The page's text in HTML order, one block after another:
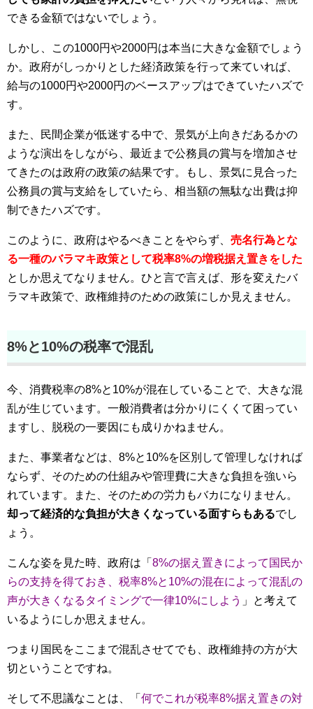
できる金額ではないでしょう。
しかし、この1000円や2000円は本当に大きな金額でしょう
か。政府がしっかりとした経済政策を行って来ていれば、
給与の1000円や2000円のベースアップはできていたハズで
す。
また、民間企業が低迷する中で、景気が上向きだあるかの
ような演出をしながら、最近まで公務員の賞与を増加させ
てきたのは政府の政策の結果です。もし、景気に見合った
公務員の賞与支給をしていたら、相当額の無駄な出費は抑
制できたハズです。
このように、政府はやるべきことをやらず、 売名行為とな
る一種のバラマキ政策として税率8%の増税据え置きをした
としか思えてなりません。ひと言で言えば、形を変えたバ
ラマキ政策で、政権維持のための政策にしか見えません。
8%と10%の税率で混乱
今、消費税率の8%と10%が混在していることで、大きな混
乱が生じています。一般消費者は分かりにくくて困ってい
ますし、脱税の一要因にも成りかねません。
また、事業者などは、8%と10%を区別して管理しなければ
ならず、そのための仕組みや管理費に大きな負担を強いら
れています。また、そのための労力もバカになりません。
却って経済的な負担が大きくなっている面すらもあるでし
ょう。
こんな姿を見た時、政府は「 8%の据え置きによって国民か
らの支持を得ておき、税率8%と10%の混在によって混乱の
声が大きくなるタイミングで一律10%にしよう 」と考えて
いるようにしか思えません。
つまり国民をここまで混乱させてでも、政権維持の方が大
切ということですね。
そして不思議なことは、「 何でこれが税率8%据え置きの対